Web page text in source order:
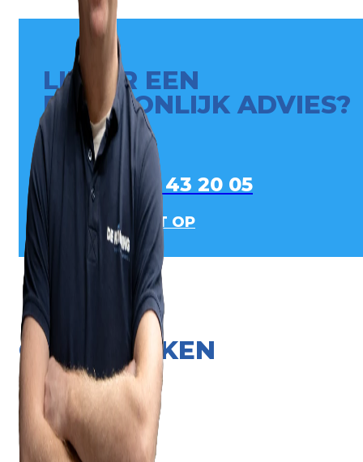
LIEVER EEN
PERSOONLIJK ADVIES?
0413 - 43 20 05
NEEM CONTACT OP
ONZE MERKEN